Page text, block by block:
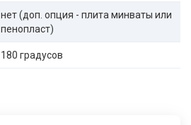
нет (доп. опция - плита минваты или
пенопласт)
180 градусов